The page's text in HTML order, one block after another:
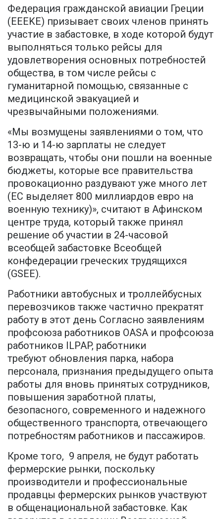
Федерация гражданской авиации Греции
(EEEKE) призывает своих членов принять
участие в забастовке, в ходе которой будут
выполняться только рейсы для
удовлетворения основных потребностей
общества, в том числе рейсы с
гуманитарной помощью, связанные с
медицинской эвакуацией и
чрезвычайными положениями.
«Мы возмущены заявлениями о том, что
13-ю и 14-ю зарплаты не следует
возвращать, чтобы они пошли на военные
бюджеты, которые все правительства
провокационно раздувают уже много лет
(ЕС выделяет 800 миллиардов евро на
военную технику)», считают в Афинском
центре труда, который также принял
решение об участии в 24-часовой
всеобщей забастовке Всеобщей
конфедерации греческих трудящихся
(GSEE).
Работники автобусных и троллейбусных
перевозчиков также частично прекратят
работу в этот день Согласно заявлениям
профсоюза работников OASA и профсоюза
работников ILPAP, работники
требуют обновления парка, набора
персонала, признания предыдущего опыта
работы для вновь принятых сотрудников,
повышения заработной платы,
безопасного, современного и надежного
общественного транспорта, отвечающего
потребностям работников и пассажиров.
Кроме того, 9 апреля, не будут работать
фермерские рынки, поскольку
производители и профессиональные
продавцы фермерских рынков участвуют
в общенациональной забастовке. Как